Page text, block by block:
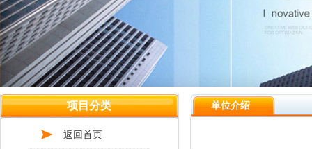
项目分类
返回首页
单位介绍